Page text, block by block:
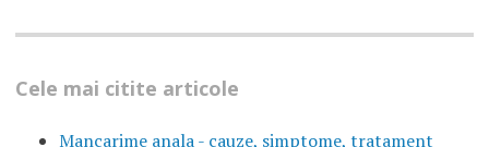
Cele mai citite articole
Mancarime anala - cauze, simptome, tratament